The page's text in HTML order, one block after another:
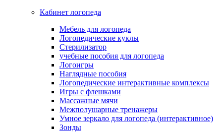
Кабинет логопеда
Мебель для логопеда
Логопедические куклы
Стерилизатор
учебные пособия для логопеда
Логоигры
Наглядные пособия
Логопедические интерактивные комплексы
Игры с флешками
Массажные мячи
Межполушарные тренажеры
Умное зеркало для логопеда (интерактивное)
Зонды